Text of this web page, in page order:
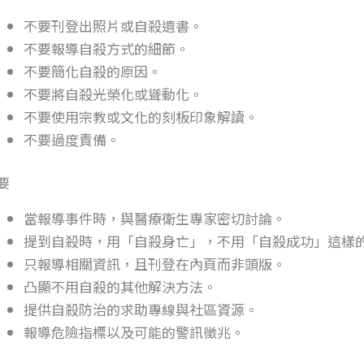
不要刊登出照片或自殺遺書。
不要報導自殺方式的細節。
不要簡化自殺的原因。
不要將自殺光榮化或聳動化。
不要使用宗教或文化的刻板印象解讀。
不要過度責備。
當報導事件時，與醫療衛生專家密切討論。
提到自殺時，用「自殺身亡」，不用「自殺成功」這樣
只報導相關資訊，且刊登在內頁而非頭版。
凸顯不用自殺的其他解決方法。
提供自殺防治的求助專線與社區資源。
報導危險指標以及可能的警訊徵兆。